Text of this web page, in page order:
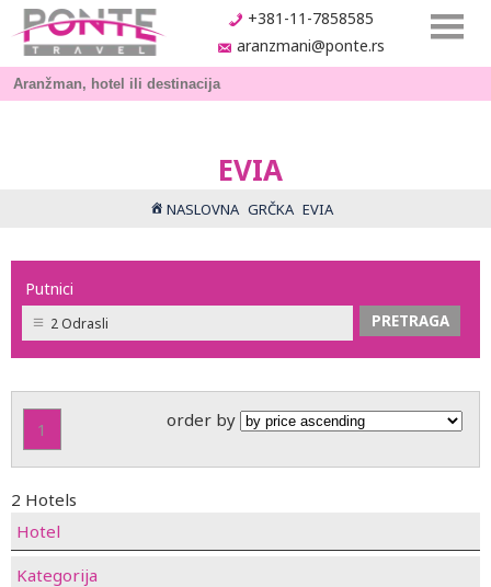
+381-11-7858585
aranzmani@ponte.rs
EVIA
NASLOVNA GRČKA EVIA
Putnici
2 Odrasli
1 order by
2 Hotels
Hotel
Kategorija